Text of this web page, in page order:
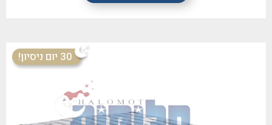
30 יום ניסיון!